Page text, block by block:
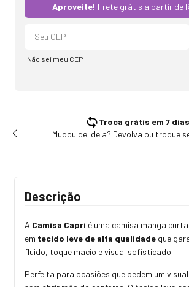
Aproveite! Frete grátis a partir de
Não sei meu CEP
Troca grátis em 7 dias
Mudou de ideia? Devolva ou troque
Descrição
A Camisa Capri é uma camisa manga
em tecido leve de alta qualidade que
fluido, toque macio e visual sofisticado.
Perfeita para ocasiões que pedem um